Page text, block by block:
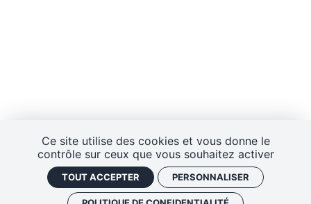
Ce site utilise des cookies et vous donne le
contrôle sur ceux que vous souhaitez activer
TOUT ACCEPTER PERSONNALISER